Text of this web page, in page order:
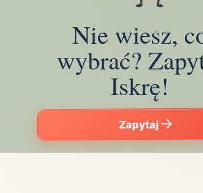
Nie wiesz,
wybrać?
Iskrę!
Zapytaj